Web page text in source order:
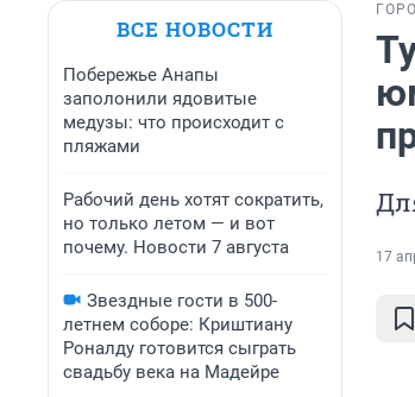
ВСЕ НОВОСТИ
Побережье Анапы
заполонили ядовитые
медузы: что происходит с
пляжами
Рабочий день хотят сократить,
но только летом — и вот
почему. Новости 7 августа
Звездные гости в 500-
летнем соборе: Криштиану
Роналду готовится сыграть
свадьбу века на Мадейре
17